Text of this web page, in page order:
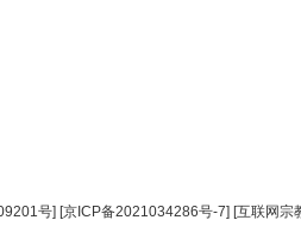
号] [京ICP备2021034286号-7] [互联网宗